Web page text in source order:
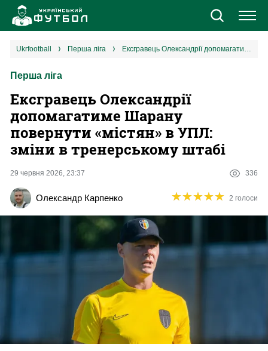
Новини
Єврокубки
УПЛ
2 ліга
Різне
Букмекери
Казино
ukrfootball перша ліга Ексгравець Олександрії допомагатиме Шарану повернути «містян» в УПЛ: зміни в тренерському штабі
Перша ліга
Ексгравець Олександрії
допомагатиме Шарану
повернути «містян» в УПЛ:
зміни в тренерському штабі
29 червня 2026, 23:37 336
Олександр Карпенко ★★★★★
★★★★★ 2 голоси